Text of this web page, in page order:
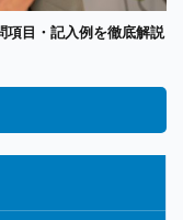
項目・記入例を徹底解説